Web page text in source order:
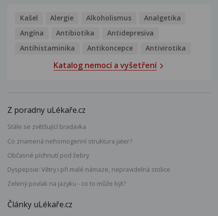
Kašel Alergie Alkoholismus
Analgetika
Angína
Antibiotika
Antidepresiva
Antihistaminika
Antikoncepce Antivirotika
Katalog nemocí a vyšetření
Z poradny uLékaře.cz
Stále se zvětšující bradavka
Co znamená nehomogenní struktura jater?
Občasné píchnutí pod žebry
Dyspepsie: Větry i při malé námaze, nepravidelná stolice
Zelený povlak na jazyku - co to může být?
Články uLékaře.cz